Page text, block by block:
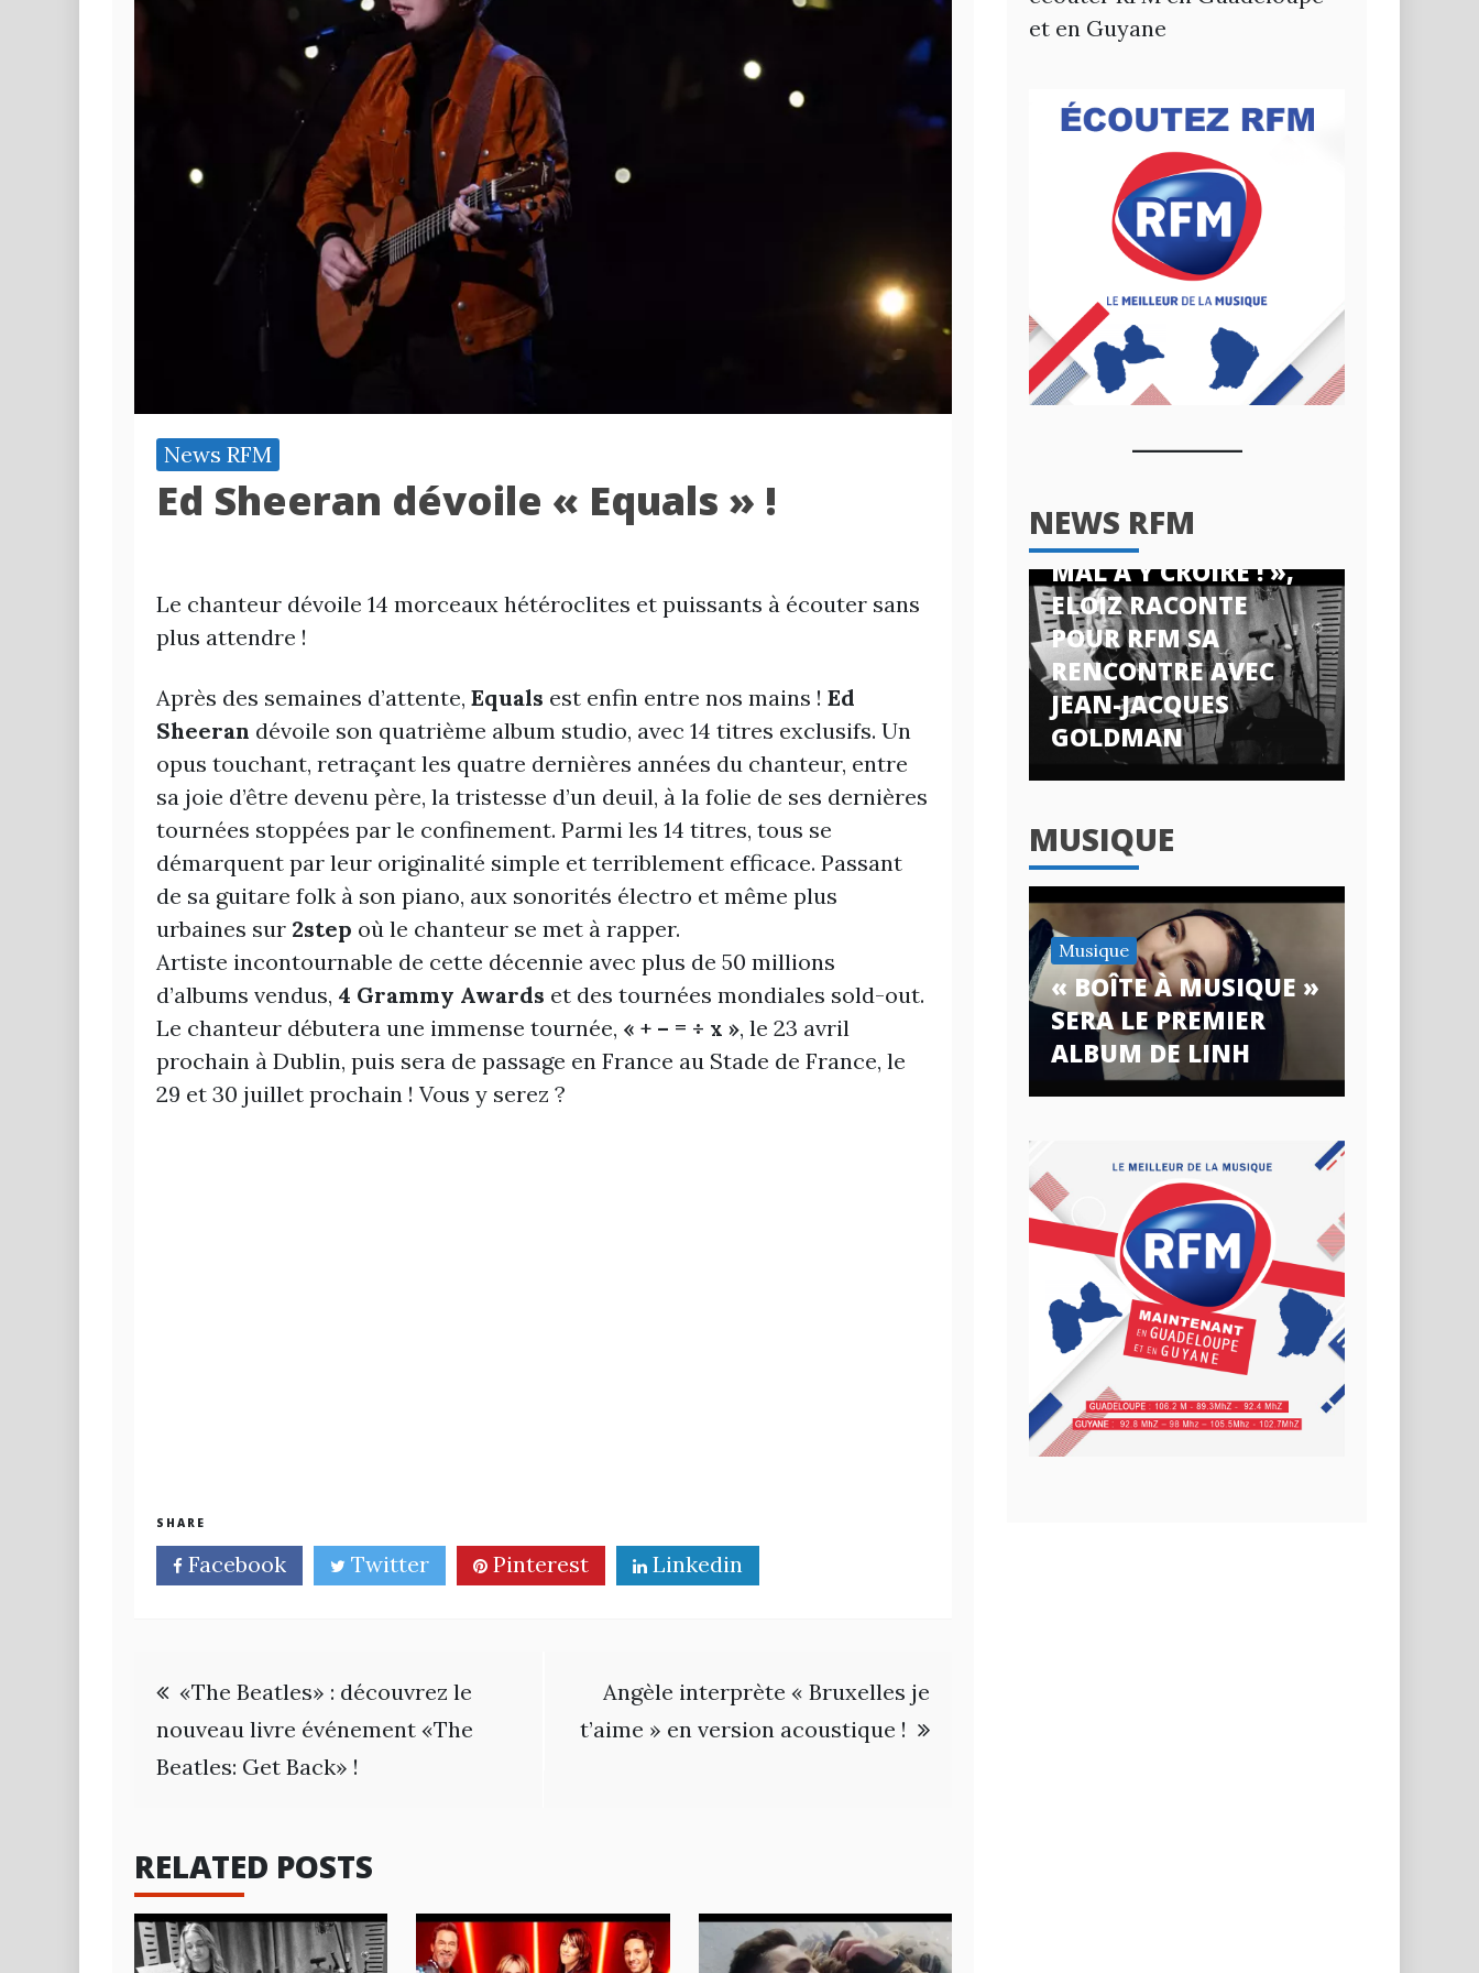
News RFM
Ed Sheeran dévoile « Equals » !
Le chanteur dévoile 14 morceaux hétéroclites et puissants à écouter sans
plus attendre !
Après des semaines d’attente, Equals est enfin entre nos mains ! Ed
Sheeran dévoile son quatrième album studio, avec 14 titres exclusifs. Un
opus touchant, retraçant les quatre dernières années du chanteur, entre
sa joie d’être devenu père, la tristesse d’un deuil, à la folie de ses dernières
tournées stoppées par le confinement. Parmi les 14 titres, tous se
démarquent par leur originalité simple et terriblement efficace. Passant
de sa guitare folk à son piano, aux sonorités électro et même plus
urbaines sur 2step où le chanteur se met à rapper.
Artiste incontournable de cette décennie avec plus de 50 millions
d’albums vendus, 4 Grammy Awards et des tournées mondiales sold-out.
Le chanteur débutera une immense tournée, « + – = ÷ x », le 23 avril
prochain à Dublin, puis sera de passage en France au Stade de France, le
29 et 30 juillet prochain ! Vous y serez ?
SHARE
Facebook Twitter Pinterest Linkedin
Navigation
de
«The Beatles» : découvrez le
nouveau livre événement «The
Beatles: Get Back» !
Angèle interprète « Bruxelles je
t’aime » en version acoustique !
RELATED POSTS
et en Guyane
NEWS RFM
« J’AI ENCORE DU
MAL À Y CROIRE ! »,
ELOIZ RACONTE
POUR RFM SA
RENCONTRE AVEC
JEAN-JACQUES
GOLDMAN
MUSIQUE
Musique
« BOÎTE À MUSIQUE »
SERA LE PREMIER
ALBUM DE LINH